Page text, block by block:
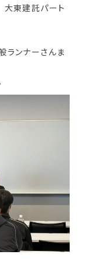
東建託パート
ランナーさんま